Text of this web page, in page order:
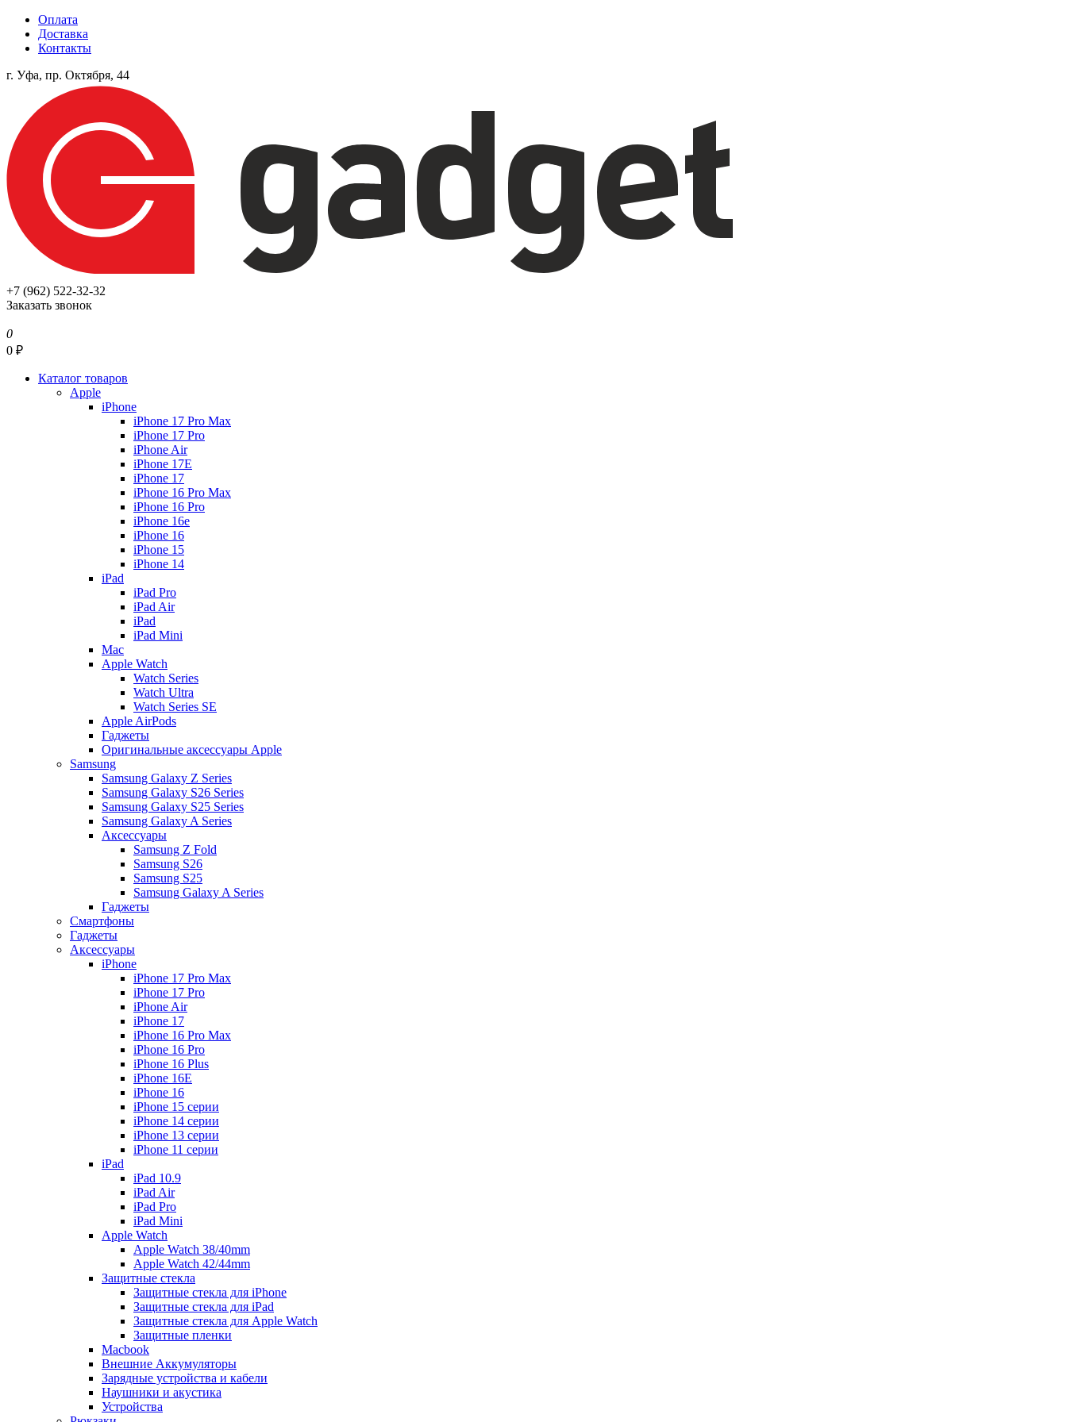
Оплата
Доставка
Контакты
г. Уфа, пр. Октября, 44
+7 (962) 522-32-32
Заказать звонок
0
0 ₽
Каталог товаров
Apple
iPhone
iPhone 17 Pro Max
iPhone 17 Pro
iPhone Air
iPhone 17E
iPhone 17
iPhone 16 Pro Max
iPhone 16 Pro
iPhone 16e
iPhone 16
iPhone 15
iPhone 14
iPad
iPad Pro
iPad Air
iPad
iPad Mini
Mac
Apple Watch
Watch Series
Watch Ultra
Watch Series SE
Apple AirPods
Гаджеты
Оригинальные аксессуары Apple
Samsung
Samsung Galaxy Z Series
Samsung Galaxy S26 Series
Samsung Galaxy S25 Series
Samsung Galaxy A Series
Аксессуары
Samsung Z Fold
Samsung S26
Samsung S25
Samsung Galaxy A Series
Гаджеты
Смартфоны
Гаджеты
Аксессуары
iPhone
iPhone 17 Pro Max
iPhone 17 Pro
iPhone Air
iPhone 17
iPhone 16 Pro Max
iPhone 16 Pro
iPhone 16 Plus
iPhone 16E
iPhone 16
iPhone 15 серии
iPhone 14 серии
iPhone 13 серии
iPhone 11 серии
iPad
iPad 10.9
iPad Air
iPad Pro
iPad Mini
Apple Watch
Apple Watch 38/40mm
Apple Watch 42/44mm
Защитные стекла
Защитные стекла для iPhone
Защитные стекла для iPad
Защитные стекла для Apple Watch
Защитные пленки
Macbook
Внешние Аккумуляторы
Зарядные устройства и кабели
Наушники и акустика
Устройства